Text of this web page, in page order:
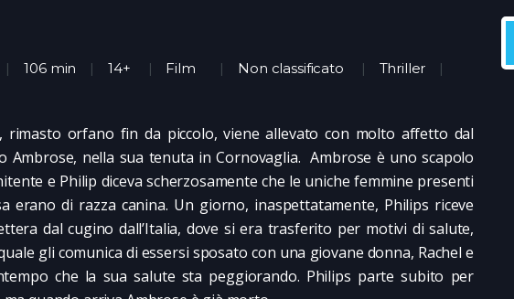
106 min 14+ Film Non classificato Thriller
rimasto orfano fin da piccolo, viene allevato con molto affetto dal
Ambrose, nella sua tenuta in Cornovaglia. Ambrose è uno scapolo
e Philip diceva scherzosamente che le uniche femmine presenti
erano di razza canina. Un giorno, inaspettatamente, Philips riceve
dal cugino dall’Italia, dove si era trasferito per motivi di salute,
gli comunica di essersi sposato con una giovane donna, Rachel e
che la sua salute sta peggiorando. Philips parte subito per